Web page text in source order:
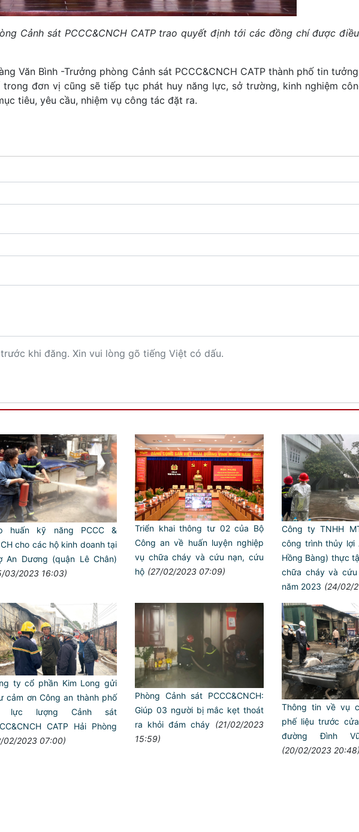
Cảnh sát PCCC&CNCH CATP trao quyết định tới các đồng chí được
Văn Bình -Trưởng phòng Cảnh sát PCCC&CNCH CATP thành phố tin
đơn vị cũng sẽ tiếp tục phát huy năng lực, sở trường, kinh nghiệm
tiêu, yêu cầu, nhiệm vụ công tác đặt ra.
khi đăng. Xin vui lòng gõ tiếng Việt có dấu.
huấn kỹ năng PCCC &
cho các hộ kinh doanh tại
An Dương (quận Lê Chân)
03/2023 16:03)
Triển khai thông tư 02 của Bộ
Công an về huấn luyện nghiệp
vụ chữa cháy và cứu nạn, cứu
hộ (27/02/2023 07:09)
Công ty TNHH
công trình thủy lợi
Hồng Bàng) thực
chữa cháy và
năm 2023 (24/02/
ty cổ phần Kim Long gửi
cảm ơn Công an thành phố
lực lượng Cảnh sát
CATP Hải Phòng
02/2023 07:00)
Phòng Cảnh sát PCCC&CNCH:
Giúp 03 người bị mắc kẹt thoát
ra khỏi đám cháy (21/02/2023
15:59)
Thông tin về vụ
phế liệu trước
đường Đình
(20/02/2023